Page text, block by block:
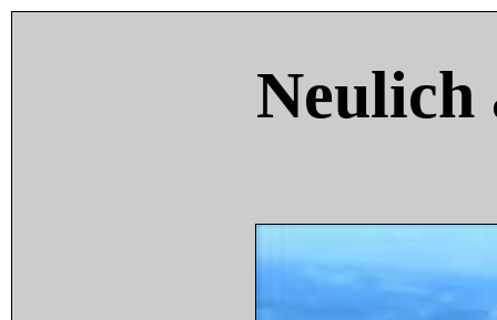
Neulich